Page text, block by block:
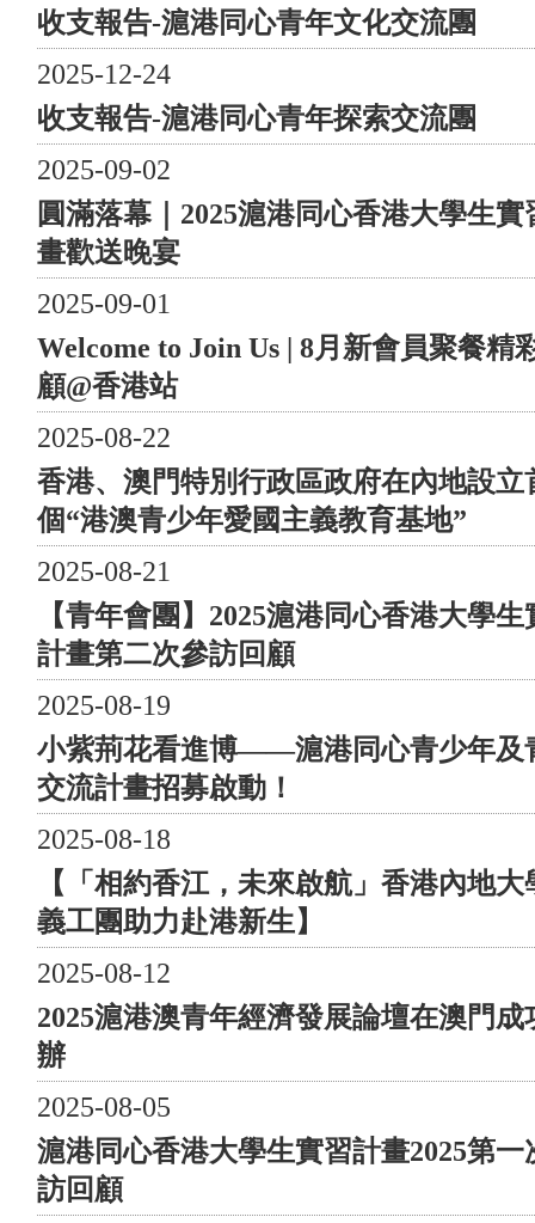
流，在行走中去領略兩地城市的美景，並且感受戶外運動
的快樂，由此向大眾宣揚生活正能量。 香港站野外定向
路線包括芳園書室﹑古跡館﹑太陽館、鳥望台等大自然及
名勝古跡景點；而上海站則特別設計了「25」字樣的健步
路線，經過上海浦東展覽館、上海圖書館東館、上海世紀
公園等地標，用腳步丈量回歸之路，在淺走中寄託無限的
祝福，讓各位參與者充分領略上海的金秋風景與城市魅
力。
兩地 同步 兩地同步 共襄善舉 滬港青年會希望透過這次
健步行活動，啟發青年對中國歷史文化學習的興趣，傳遞
社會對公益事業支持的理念，宣揚彼此關愛之和平共融。
/ 共襄善舉/ 與社會同行 上海站則會將善款用於支持“上
海市慈善基金會-東亞銀行公益基金”發起的“醫路同行計
畫”。該計畫攜手上海華山醫院，旨在為抗擊新冠疫情的
業。 香港站活動邀請來自香港基督少年軍的22位青年一
同參與，讓他們發揮組織及帶領隊伍的潛能；而活動善款
將全額捐至 Rainbow Foundation作慈善用途。 兩地 同步
鳴謝 場地提供 浦東新區企業服務中心、花木街道提供
場地支持。 子鵲應急救援隊的成立緣起於 2010年世博
會，期間團隊核心成員一直以個人志願者的身份參與了多
次應急救援宣講、處置。
志願者 上海站共有16位元青年志願者參與服務。 兩地
同步 花絮 圖23-61
特別預告：錯過線下健步行的朋友們，請勿著急！“滬港
慈善健步行”活動還特別設計了線上健步行環節。在特定
的25天內，你可以自行設計路線，用任意APP記錄健步軌
25的健步軌跡、25公里、紫荊花健步軌跡等都可以獲得我
們的健步獎牌哦！詳情請關注“滬港青年會”公眾號後續發
佈。
青年興，則國家興。青年是國家的未來和希望。由衷地希
望，此次活動能成為滬港青年交流的一座新橋樑，全面落
實黨的二十大精神，有助於青年探索新路向，且能促進香
港與祖國內地共同和諧發展，乃至促進世界和平。 “滬
港慈善健步行——獻禮二十大，共慶回歸二十五”活動組
織架構 指導單位： 上海市人民政府港澳事務辦公室、
上海海外聯誼會、上海市青年聯合會、上海市政協港澳臺
收支報告-滬港同心青年文化交流團
2025-12-24
收支報告-滬港同心青年探索交流團
2025-09-02
圓滿落幕｜2025滬港同心香港大學生實
畫歡送晚宴
2025-09-01
Welcome to Join Us | 8月新會員聚餐精
顧@香港站
2025-08-22
香港、澳門特別行政區政府在內地設立
個“港澳青少年愛國主義教育基地”
2025-08-21
【青年會團】2025滬港同心香港大學生
計畫第二次參訪回顧
2025-08-19
小紫荊花看進博——滬港同心青少年及
交流計畫招募啟動！
2025-08-18
【「相約香江，未來啟航」香港內地大
義工團助力赴港新生】
2025-08-12
2025滬港澳青年經濟發展論壇在澳門成
辦
2025-08-05
滬港同心香港大學生實習計畫2025第一
訪回顧